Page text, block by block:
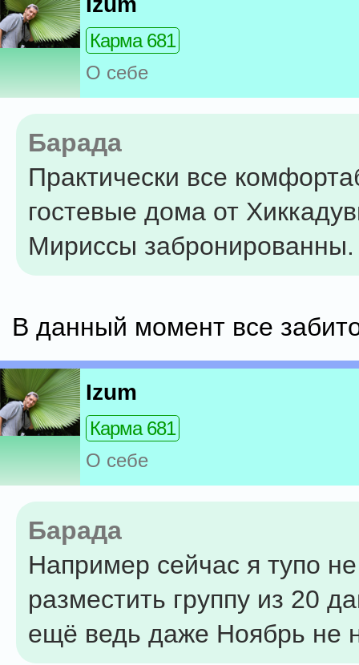
Карма 681
О себе
Барада
Практически все
гостевые дома от
Мириссы забронированны.
В данный момент все
Izum
Карма 681
О себе
Барада
Например сейчас я тупо
разместить группу из 20
ещё ведь даже Ноябрь не